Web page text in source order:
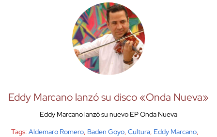
Eddy Marcano lanzó su disco «Onda Nueva»
Eddy Marcano lanzó su nuevo EP Onda Nueva
Tags: Aldemaro Romero, Baden Goyo, Cultura, Eddy Marcano,